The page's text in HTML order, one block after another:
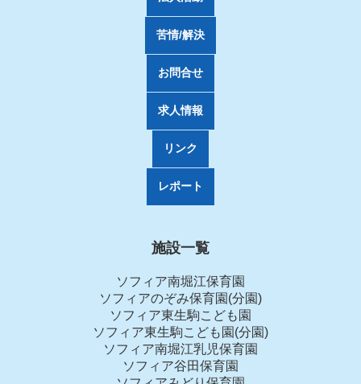
苦情/解決
お問合せ
求人情報
リンク
レポート
施設一覧
ソフィア南堀江保育園
ソフィアのぞみ保育園(分園)
ソフィア東生駒こども園
ソフィア東生駒こども園(分園)
ソフィア南堀江乳児保育園
ソフィア谷田保育園